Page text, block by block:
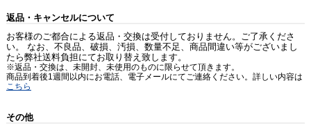
返品・キャンセルについて
お客様のご都合による返品・交換は受付しておりません。ご了承くださ
い。 なお、不良品、破損、汚損、数量不足、商品間違い等がございまし
たら弊社送料負担にてお取り替え致します。
※返品・交換は、未開封、未使用のものに限らせて頂きます。
商品到着後1週間以内にお電話、電子メールにてご連絡ください。詳しい内容は
こちら
その他